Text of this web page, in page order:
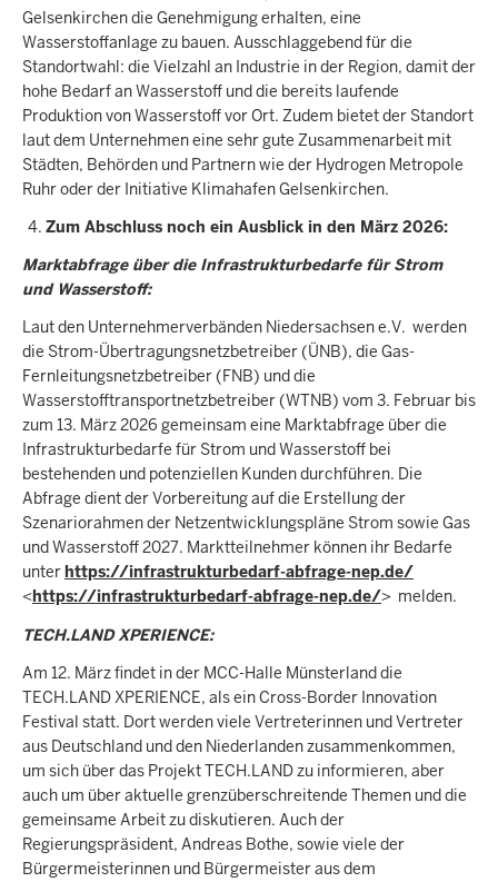
Gelsenkirchen die Genehmigung erhalten, eine
Wasserstoffanlage zu bauen. Ausschlaggebend für die
Standortwahl: die Vielzahl an Industrie in der Region, damit der
hohe Bedarf an Wasserstoff und die bereits laufende
Produktion von Wasserstoff vor Ort. Zudem bietet der Standort
laut dem Unternehmen eine sehr gute Zusammenarbeit mit
Städten, Behörden und Partnern wie der Hydrogen Metropole
Ruhr oder der Initiative Klimahafen Gelsenkirchen.
Zum Abschluss noch ein Ausblick in den März 2026:
Marktabfrage über die Infrastrukturbedarfe für Strom
und Wasserstoff:
Laut den Unternehmerverbänden Niedersachsen e.V. werden
die Strom-Übertragungsnetzbetreiber (ÜNB), die Gas-
Fernleitungsnetzbetreiber (FNB) und die
Wasserstofftransportnetzbetreiber (WTNB) vom 3. Februar bis
zum 13. März 2026 gemeinsam eine Marktabfrage über die
Infrastrukturbedarfe für Strom und Wasserstoff bei
bestehenden und potenziellen Kunden durchführen. Die
Abfrage dient der Vorbereitung auf die Erstellung der
Szenariorahmen der Netzentwicklungspläne Strom sowie Gas
und Wasserstoff 2027. Marktteilnehmer können ihr Bedarfe
unterhttps://infrastrukturbedarf-abfrage-nep.de/
<https://infrastrukturbedarf-abfrage-nep.de/> melden.
TECH.LAND XPERIENCE:
Am 12. März findet in der MCC-Halle Münsterland die
TECH.LAND XPERIENCE, als ein Cross-Border Innovation
Festival statt. Dort werden viele Vertreterinnen und Vertreter
aus Deutschland und den Niederlanden zusammenkommen,
um sich über das Projekt TECH.LAND zu informieren, aber
auch um über aktuelle grenzüberschreitende Themen und die
gemeinsame Arbeit zu diskutieren. Auch der
Regierungspräsident, Andreas Bothe, sowie viele der
Bürgermeisterinnen und Bürgermeister aus dem